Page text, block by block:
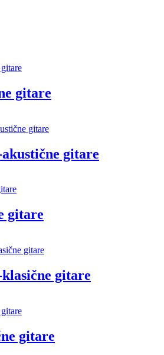
gitare
gitare
gitare
gitare
gitare